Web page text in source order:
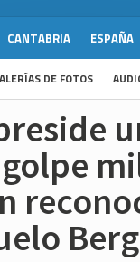
CANTABRIA ESPAÑA
DE FOTOS